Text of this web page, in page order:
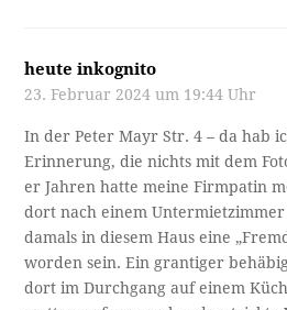
heute inkognito
23. Februar 2024 um 19:44 Uhr
In der Peter Mayr Str. 4 – da hab
Erinnerung, die nichts mit dem
er Jahren hatte meine Firmpatin
dort nach einem Untermietzimmer
damals in diesem Haus eine
worden sein. Ein grantiger
dort im Durchgang auf einem